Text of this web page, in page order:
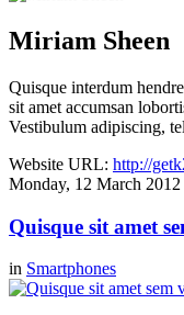
Miriam Sheen
Quisque interdum
sit amet accumsan
Vestibulum adipiscing,
Website URL: http://
Monday, 12 March
Quisque sit amet
in Smartphones